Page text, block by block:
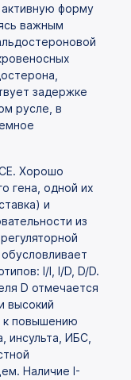
активную форму
важным
задержке
русле, в
Хорошо
гена, одной их
и
из
I/I, I/D, D/D.
D отмечается
высокий
к повышению
инсульта, ИБС,
Наличие I-